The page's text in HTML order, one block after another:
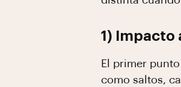
1) Impacto
El primer
como saltos,